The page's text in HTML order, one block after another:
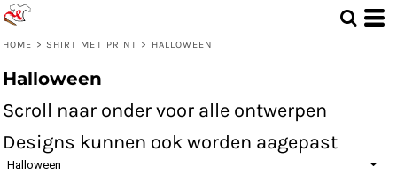
HOME > SHIRT MET PRINT > HALLOWEEN
Halloween
Scroll naar onder voor alle ontwerpen
Designs kunnen ook worden aagepast
Halloween
Standaard
Price: Lowest First
Price: Highest First